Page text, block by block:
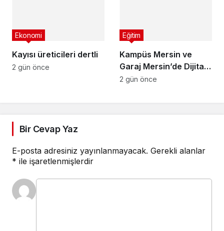
Kayısı üreticileri dertli
Ekonomi
2 gün önce
Kampüs Mersin ve
Garaj Mersin’de Dijital
Dönüşüm Eğitimleri
Eğitim
2 gün önce
Bir Cevap Yaz
E-posta adresiniz yayınlanmayacak. Gerekli alanlar
* ile işaretlenmişlerdir